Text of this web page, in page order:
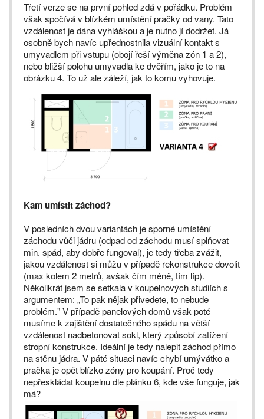
Třetí verze se na první pohled zdá v pořádku. Problém
však spočívá v blízkém umístění pračky od vany. Tato
vzdálenost je dána vyhláškou a je nutno jí dodržet. Já
osobně bych navíc upřednostnila vizuální kontakt s
umyvadlem při vstupu (obojí řeší výměna zón 1 a 2),
nebo bližší polohu umyvadla ke dvěřím, jako je to na
obrázku 4. To už ale záleží, jak to komu vyhovuje.
Kam umístit záchod?
V posledních dvou variantách je sporné umístění
záchodu vůči jádru (odpad od záchodu musí splňovat
min. spád, aby dobře fungoval), je tedy třeba zvážit,
jakou vzdálenost si můžu v případě rekonstrukce dovolit
(max kolem 2 metrů, avšak čím méně, tím líp).
Několikrát jsem se setkala v koupelnových studiích s
argumentem: „To pak nějak přivedete, to nebude
problém." V případě panelových domů však poté
musíme k zajištění dostatečného spádu na větší
vzdálenost nadbetonovat sokl, který způsobí zatížení
stropní konstrukce. Ideální je tedy nalepit záchod přímo
na stěnu jádra. V páté situaci navíc chybí umývátko a
pračka je opět blízko zóny pro koupání. Proč tedy
nepřeskládat koupelnu dle plánku 6, kde vše funguje, jak
má?